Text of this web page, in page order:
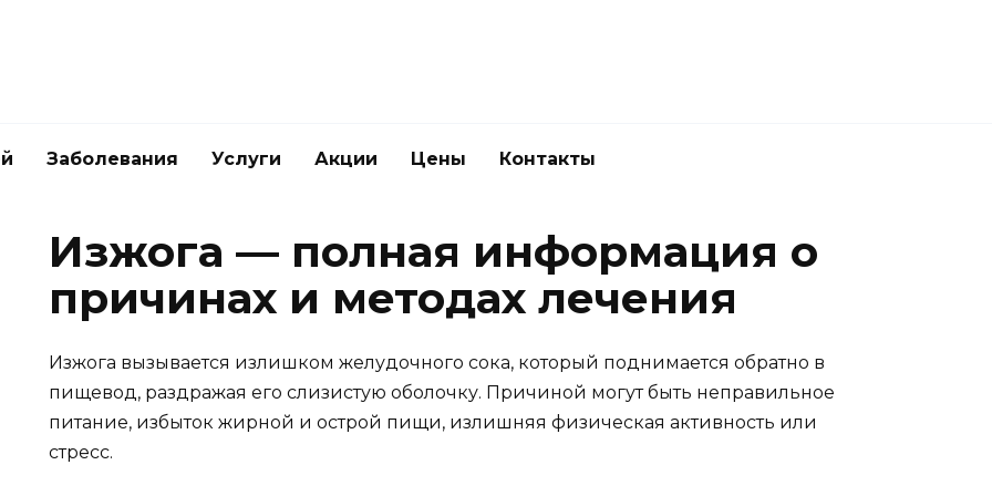
Заболевания Услуги Акции Цены Контакты
Изжога — полная информация о
причинах и методах лечения
Изжога вызывается излишком желудочного сока, который поднимается обратно в
пищевод, раздражая его слизистую оболочку. Причиной могут быть неправильное
питание, избыток жирной и острой пищи, излишняя физическая активность или
стресс.